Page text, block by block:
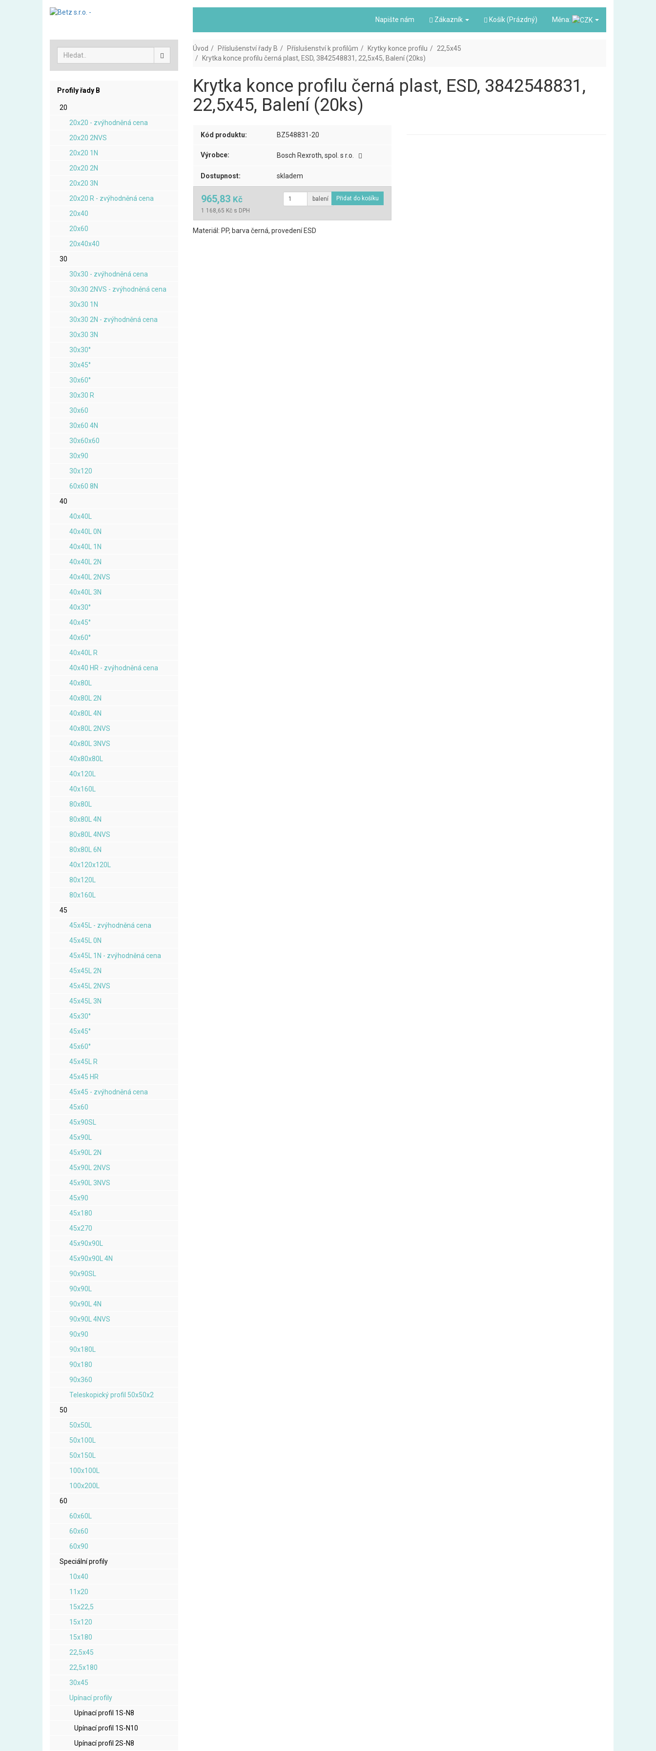
Napište nám Zákazník Košík (Prázdný) Měna:
Profily řady B
20
20x20 - zvýhodněná cena
20x20 2NVS
20x20 1N
20x20 2N
20x20 3N
20x20 R - zvýhodněná cena
20x40
20x60
20x40x40
30
30x30 - zvýhodněná cena
30x30 2NVS - zvýhodněná cena
30x30 1N
30x30 2N - zvýhodněná cena
30x30 3N
30x30°
30x45°
30x60°
30x30 R
30x60
30x60 4N
30x60x60
30x90
30x120
60x60 8N
40
40x40L
40x40L 0N
40x40L 1N
40x40L 2N
40x40L 2NVS
40x40L 3N
40x30°
40x45°
40x60°
40x40L R
40x40 HR - zvýhodněná cena
40x80L
40x80L 2N
40x80L 4N
40x80L 2NVS
40x80L 3NVS
40x80x80L
40x120L
40x160L
80x80L
80x80L 4N
80x80L 4NVS
80x80L 6N
40x120x120L
80x120L
80x160L
45
45x45L - zvýhodněná cena
45x45L 0N
45x45L 1N - zvýhodněná cena
45x45L 2N
45x45L 2NVS
45x45L 3N
45x30°
45x45°
45x60°
45x45L R
45x45 HR
45x45 - zvýhodněná cena
45x60
45x90SL
45x90L
45x90L 2N
45x90L 2NVS
45x90L 3NVS
45x90
45x180
45x270
45x90x90L
45x90x90L 4N
90x90SL
90x90L
90x90L 4N
90x90L 4NVS
90x90
90x180L
90x180
90x360
Teleskopický profil 50x50x2
50
50x50L
50x100L
50x150L
100x100L
100x200L
60
60x60L
60x60
60x90
Speciální profily
10x40
11x20
15x22,5
15x120
15x180
22,5x45
22,5x180
30x45
Upínací profily
Upínací profil 1S-N8
Upínací profil 1S-N10
Upínací profil 2S-N8
Úvod Příslušenství řady B Příslušenství k profilům Krytky konce profilu
22,5x45
Krytka konce profilu černá plast, ESD, 3842548831, 22,5x45, Balení (20ks)
Krytka konce profilu černá plast, ESD, 3842548831,
22,5x45, Balení (20ks)
Kód produktu: BZ548831-20
Výrobce: Bosch Rexroth, spol. s r.o.
Dostupnost: skladem
965,83 Kč
1 168,65 Kč s DPH
balení
Materiál: PP, barva černá, provedení ESD